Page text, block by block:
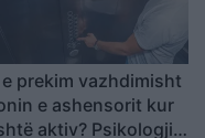
e prekim vazhdimisht
e ashensorit kur
aktiv? Psikologjia